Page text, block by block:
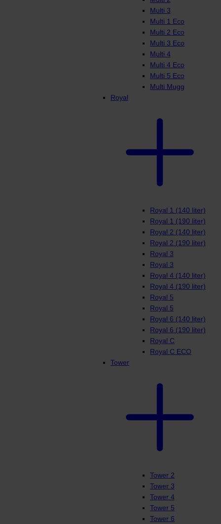
Multi 3
Multi 1 Eco
Multi 2 Eco
Multi 3 Eco
Multi 4
Multi 4 Eco
Multi 5 Eco
Multi Mugg
Royal
Royal 1 (140 liter)
Royal 1 (190 liter)
Royal 2 (140 liter)
Royal 2 (190 liter)
Royal 3
Royal 3
Royal 4 (140 liter)
Royal 4 (190 liter)
Royal 5
Royal 5
Royal 6 (140 liter)
Royal 6 (190 liter)
Royal C
Royal C ECO
Tower
Tower 2
Tower 3
Tower 4
Tower 5
Tower 6